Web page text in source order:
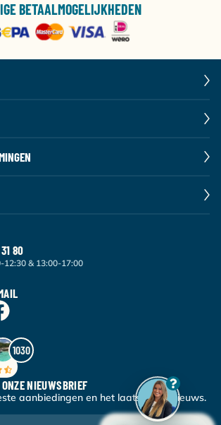
BETAALMOGELIJKHEDEN
80
12:30 & 13:00-17:00
1030
NIEUWSBRIEF
aanbiedingen en het laatste duiknieuws.